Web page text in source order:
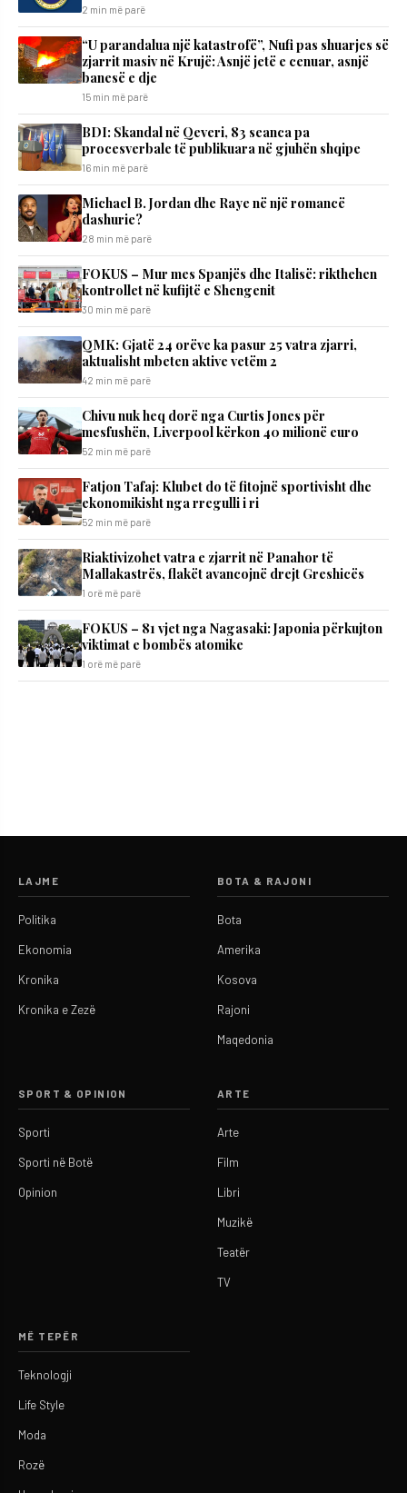
2 min më parë
“U parandalua një katastrofë”, Nufi pas shuarjes së
zjarrit masiv në Krujë: Asnjë jetë e cenuar, asnjë
banesë e dje
15 min më parë
BDI: Skandal në Qeveri, 83 seanca pa
procesverbale të publikuara në gjuhën shqipe
16 min më parë
Michael B. Jordan dhe Raye në një romancë
dashurie?
28 min më parë
FOKUS – Mur mes Spanjës dhe Italisë: rikthehen
kontrollet në kufijtë e Shengenit
30 min më parë
QMK: Gjatë 24 orëve ka pasur 25 vatra zjarri,
aktualisht mbeten aktive vetëm 2
42 min më parë
Chivu nuk heq dorë nga Curtis Jones për
mesfushën, Liverpool kërkon 40 milionë euro
52 min më parë
Fatjon Tafaj: Klubet do të fitojnë sportivisht dhe
ekonomikisht nga rregulli i ri
52 min më parë
Riaktivizohet vatra e zjarrit në Panahor të
Mallakastrës, flakët avancojnë drejt Greshicës
1 orë më parë
FOKUS – 81 vjet nga Nagasaki: Japonia përkujton
viktimat e bombës atomike
1 orë më parë
LAJME
Politika
Ekonomia
Kronika
Kronika e Zezë
BOTA & RAJONI
Bota
Amerika
Kosova
Rajoni
Maqedonia
SPORT & OPINION
Sporti
Sporti në Botë
Opinion
ARTE
Arte
Film
Libri
Muzikë
Teatër
TV
MË TEPËR
Teknologji
Life Style
Moda
Rozë